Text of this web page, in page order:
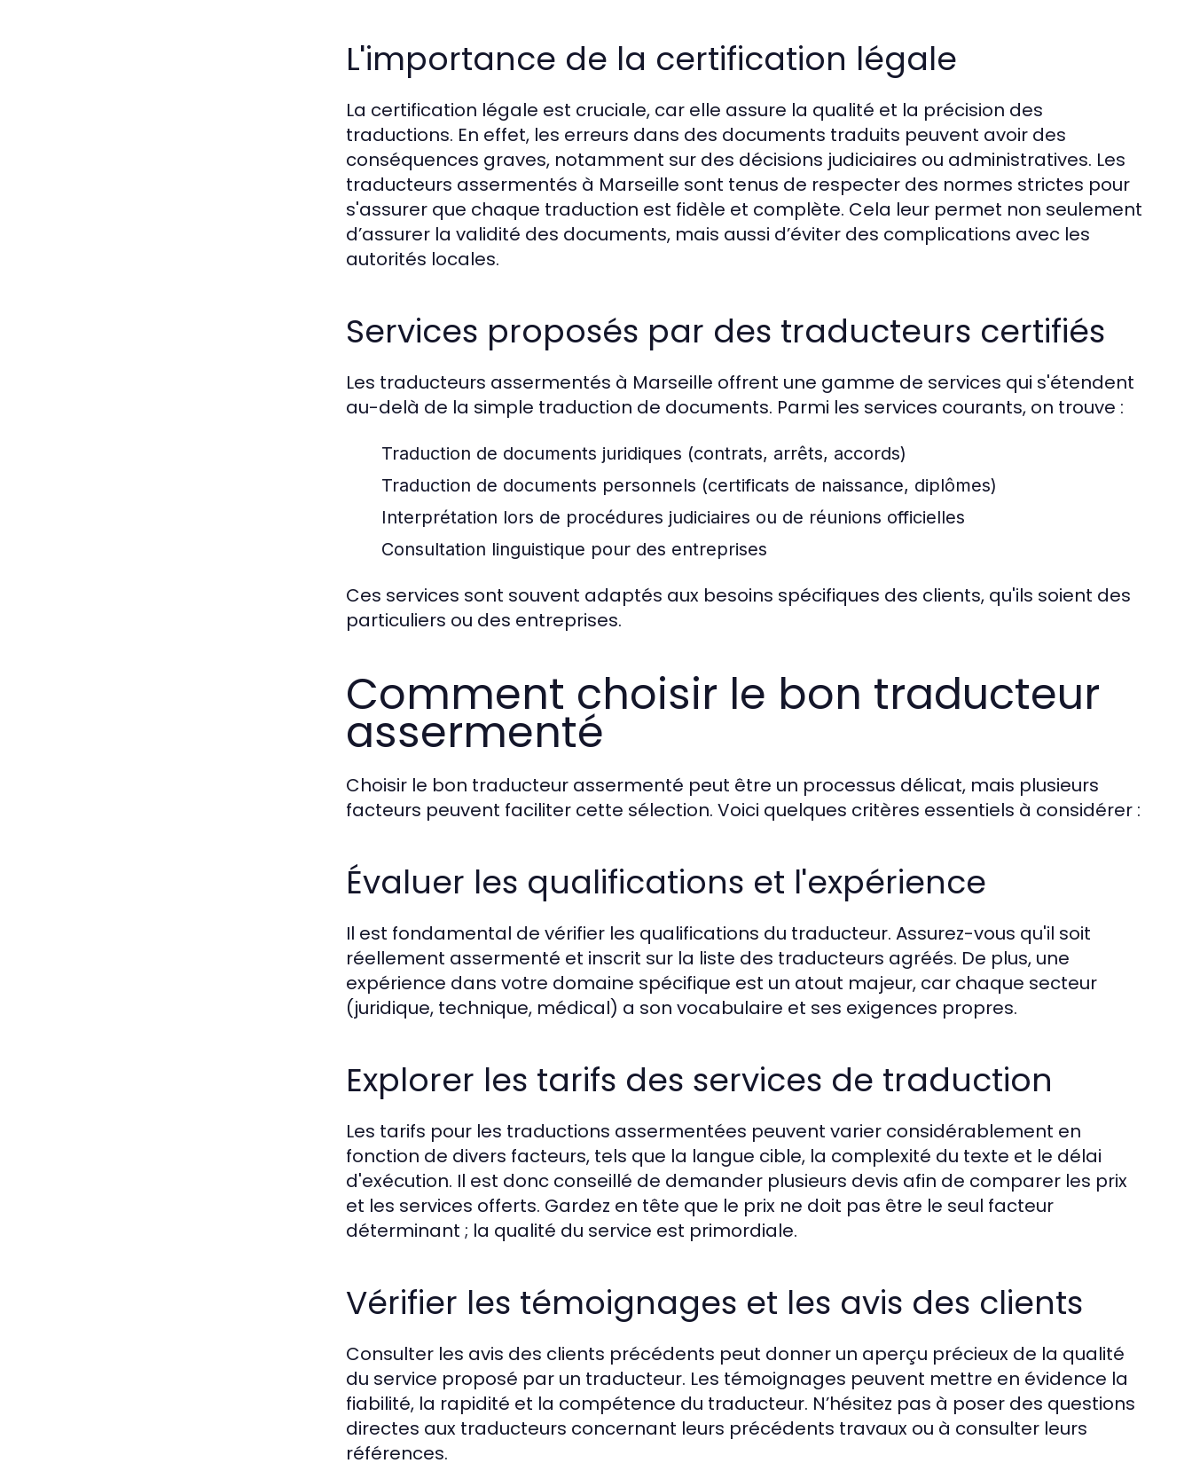
L'importance de la certification légale
La certification légale est cruciale, car elle assure la qualité et la précision des
traductions. En effet, les erreurs dans des documents traduits peuvent avoir des
conséquences graves, notamment sur des décisions judiciaires ou administratives. Les
traducteurs assermentés à Marseille sont tenus de respecter des normes strictes pour
s'assurer que chaque traduction est fidèle et complète. Cela leur permet non seulement
d’assurer la validité des documents, mais aussi d’éviter des complications avec les
autorités locales.
Services proposés par des traducteurs certifiés
Les traducteurs assermentés à Marseille offrent une gamme de services qui s'étendent
au-delà de la simple traduction de documents. Parmi les services courants, on trouve :
Traduction de documents juridiques (contrats, arrêts, accords)
Traduction de documents personnels (certificats de naissance, diplômes)
Interprétation lors de procédures judiciaires ou de réunions officielles
Consultation linguistique pour des entreprises
Ces services sont souvent adaptés aux besoins spécifiques des clients, qu'ils soient des
particuliers ou des entreprises.
Comment choisir le bon traducteur
assermenté
Choisir le bon traducteur assermenté peut être un processus délicat, mais plusieurs
facteurs peuvent faciliter cette sélection. Voici quelques critères essentiels à considérer :
Évaluer les qualifications et l'expérience
Il est fondamental de vérifier les qualifications du traducteur. Assurez-vous qu'il soit
réellement assermenté et inscrit sur la liste des traducteurs agréés. De plus, une
expérience dans votre domaine spécifique est un atout majeur, car chaque secteur
(juridique, technique, médical) a son vocabulaire et ses exigences propres.
Explorer les tarifs des services de traduction
Les tarifs pour les traductions assermentées peuvent varier considérablement en
fonction de divers facteurs, tels que la langue cible, la complexité du texte et le délai
d'exécution. Il est donc conseillé de demander plusieurs devis afin de comparer les prix
et les services offerts. Gardez en tête que le prix ne doit pas être le seul facteur
déterminant ; la qualité du service est primordiale.
Vérifier les témoignages et les avis des clients
Consulter les avis des clients précédents peut donner un aperçu précieux de la qualité
du service proposé par un traducteur. Les témoignages peuvent mettre en évidence la
fiabilité, la rapidité et la compétence du traducteur. N’hésitez pas à poser des questions
directes aux traducteurs concernant leurs précédents travaux ou à consulter leurs
références.